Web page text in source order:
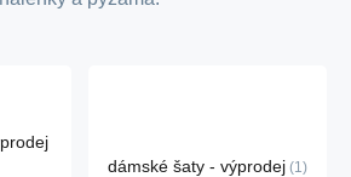
dámské šaty - výprodej 1